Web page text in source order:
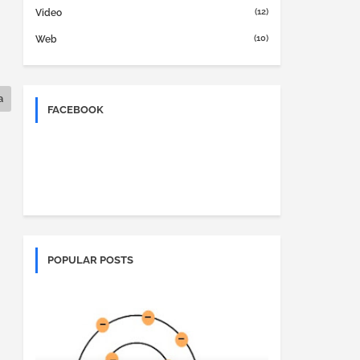
Video (12)
Web (10)
FACEBOOK
POPULAR POSTS